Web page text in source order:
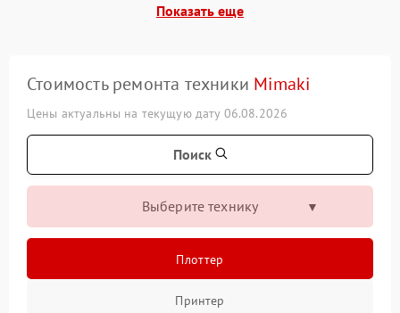
Показать еще
Стоимость ремонта техники Mimaki
Цены актуальны на текущую дату 06.08.2026
Поиск
Выберите технику
Плоттер
Принтер